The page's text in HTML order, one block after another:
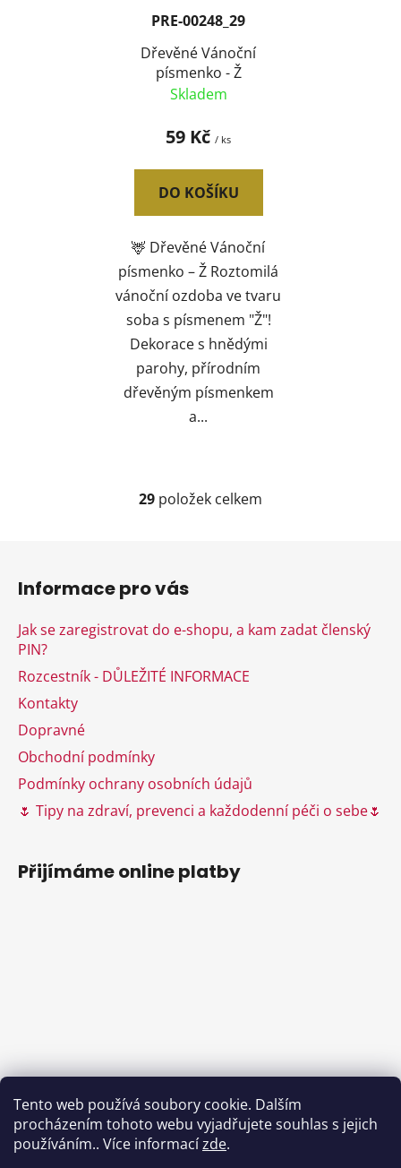
Tento web používá soubory cookie. Dalším
procházením tohoto webu vyjadřujete souhlas s jejich
používáním.. Více informacízde.
PRE-00248_29
Dřevěné Vánoční
písmenko - Ž
Skladem
59 Kč / ks
DO KOŠÍKU
🦌 Dřevěné Vánoční
písmenko – Ž Roztomilá
vánoční ozdoba ve tvaru
soba s písmenem "Ž"!
Dekorace s hnědými
parohy, přírodním
dřevěným písmenkem
a...
O
c
p
r
ý
p
i
u
29 položek celkem
Informace pro vás
Jak se zaregistrovat do e-shopu, a kam zadat členský
PIN?
Rozcestník - DŮLEŽITÉ INFORMACE
Kontakty
Dopravné
Obchodní podmínky
Podmínky ochrany osobních údajů
🌷 Tipy na zdraví, prevenci a každodenní péči o sebe🌷
Přijímáme online platby